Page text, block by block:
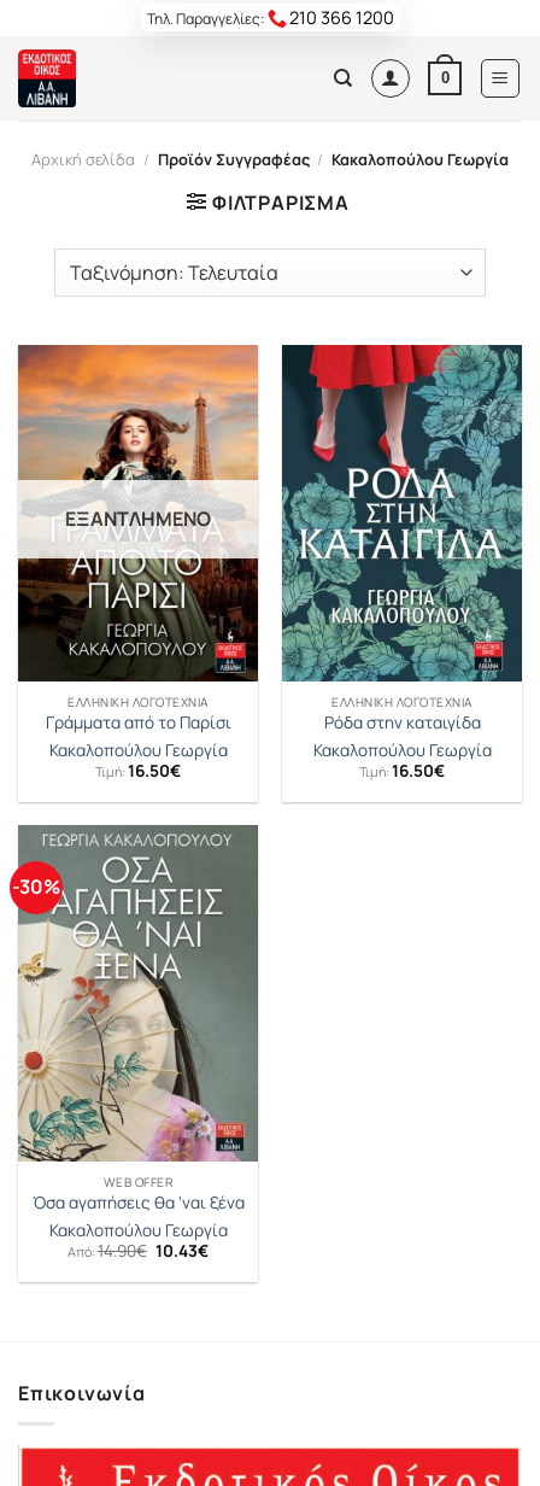
content
Τηλ. Παραγγελίες: 210 366 1200
0
Αρχική σελίδα / Προϊόν Συγγραφέας / Κακαλοπούλου Γεωργία
ΦΙΛΤΡΆΡΙΣΜΑ
ΕΞΑΝΤΛΗΜΈΝΟ
ΕΛΛΗΝΙΚΉ ΛΟΓΟΤΕΧΝΊΑ
Γράμματα από το Παρίσι
Κακαλοπούλου Γεωργία
Τιμή: 16.50€
ΕΛΛΗΝΙΚΉ ΛΟΓΟΤΕΧΝΊΑ
Ρόδα στην καταιγίδα
Κακαλοπούλου Γεωργία
Τιμή: 16.50€
-30%
WEB OFFER
Όσα αγαπήσεις θα ‘ναι ξένα
Κακαλοπούλου Γεωργία
Από: 14.90€ Original
price
was:
10.43€Η
τιμή
Επικοινωνία